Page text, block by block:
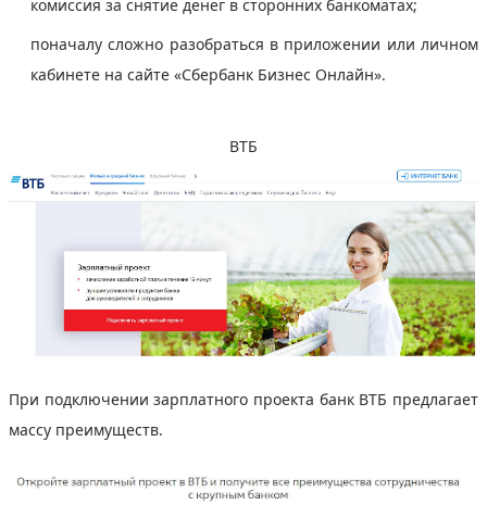
комиссия за снятие денег в сторонних банкоматах;
поначалу сложно разобраться в приложении или личном
кабинете на сайте «Сбербанк Бизнес Онлайн».
ВТБ
При подключении зарплатного проекта банк ВТБ предлагает
массу преимуществ.